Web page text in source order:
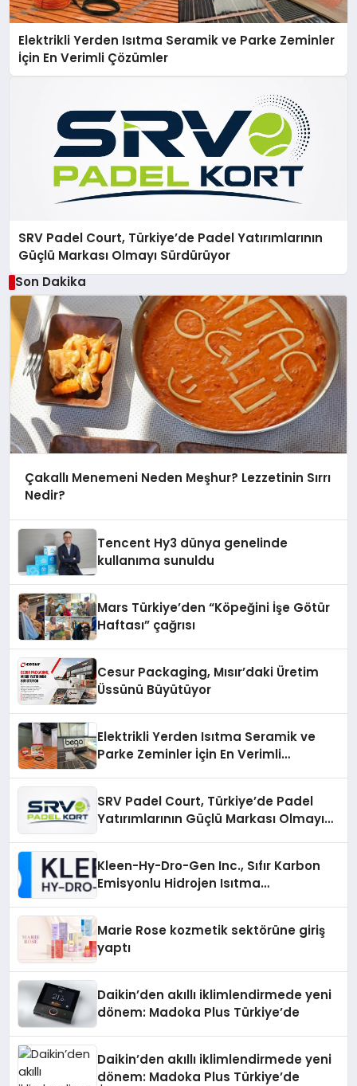
Elektrikli Yerden Isıtma Seramik ve Parke Zeminler
İçin En Verimli Çözümler
SRV Padel Court, Türkiye’de Padel Yatırımlarının
Güçlü Markası Olmayı Sürdürüyor
Son Dakika
Çakallı Menemeni Neden Meşhur? Lezzetinin Sırrı
Nedir?
Tencent Hy3 dünya genelinde
kullanıma sunuldu
Mars Türkiye’den “Köpeğini İşe Götür
Haftası” çağrısı
Cesur Packaging, Mısır’daki Üretim
Üssünü Büyütüyor
Elektrikli Yerden Isıtma Seramik ve
Parke Zeminler İçin En Verimli
SRV Padel Court, Türkiye’de Padel
Yatırımlarının Güçlü Markası Olmayı
Kleen-Hy-Dro-Gen Inc., Sıfır Karbon
Emisyonlu Hidrojen Isıtma
Marie Rose kozmetik sektörüne giriş
yaptı
Daikin’den akıllı iklimlendirmede yeni
dönem: Madoka Plus Türkiye’de
Daikin’den akıllı iklimlendirmede yeni
dönem: Madoka Plus Türkiye’de